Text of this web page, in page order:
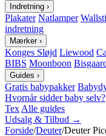
Indretning ›
Plakater Natlamper
indretning
Mærker ›
Konges Sløjd Liewood
BIBS Moonboon
Guides ›
Gratis babypakker
Hvornår sidder baby selv?
Tex Alle guides
Udsalg & Tilbud →
Forside/Deuter/Deuter